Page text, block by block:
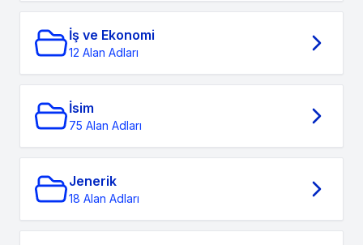
İş ve Ekonomi
12 Alan Adları
İsim
75 Alan Adları
Jenerik
18 Alan Adları